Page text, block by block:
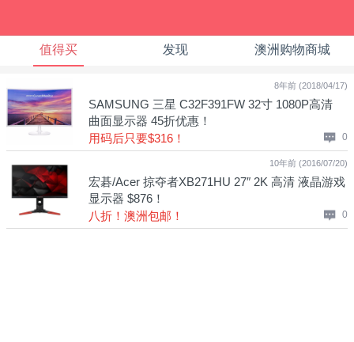
值得买 发现 澳洲购物商城
8年前 (2018/04/17)
SAMSUNG 三星 C32F391FW 32寸 1080P高清
曲面显示器 45折优惠！
用码后只要$316！
0
10年前 (2016/07/20)
宏碁/Acer 掠夺者XB271HU 27″ 2K 高清 液晶游戏
显示器 $876！
八折！澳洲包邮！
0